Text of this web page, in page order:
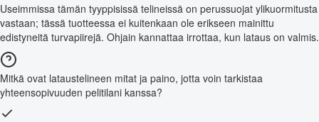
Useimmissa tämän tyyppisissä telineissä on perussuojat ylikuormitusta
vastaan; tässä tuotteessa ei kuitenkaan ole erikseen mainittu
edistyneitä turvapiirejä. Ohjain kannattaa irrottaa, kun lataus on valmis.
Mitkä ovat lataustelineen mitat ja paino, jotta voin tarkistaa
yhteensopivuuden pelitilani kanssa?